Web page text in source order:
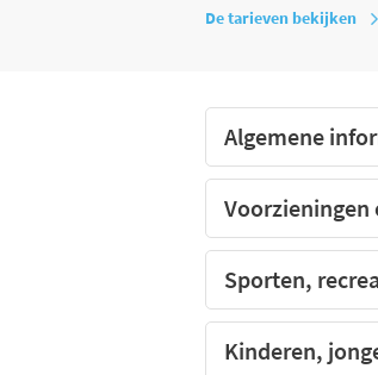
De tarieven bekijken
Algemene
Voorzieningen
Sporten,
Kinderen,